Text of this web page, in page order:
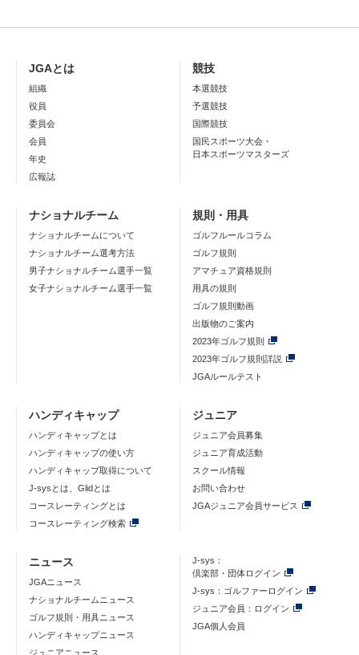
JGAとは
組織
役員
委員会
会員
年史
広報誌
競技
本選競技
予選競技
国際競技
国民スポーツ大会・
日本スポーツマスターズ
ナショナルチーム
ナショナルチームについて
ナショナルチーム選考方法
男子ナショナルチーム選手一覧
女子ナショナルチーム選手一覧
規則・用具
ゴルフルールコラム
ゴルフ規則
アマチュア資格規則
用具の規則
ゴルフ規則動画
出版物のご案内
2023年ゴルフ規則
2023年ゴルフ規則詳説
JGAルールテスト
ハンディキャップ
ハンディキャップとは
ハンディキャップの使い方
ハンディキャップ取得について
J-sysとは、Glidとは
コースレーティングとは
コースレーティング検索
ジュニア
ジュニア会員募集
ジュニア育成活動
スクール情報
お問い合わせ
JGAジュニア会員サービス
ニュース
JGAニュース
ナショナルチームニュース
ゴルフ規則・用具ニュース
ハンディキャップニュース
ジュニアニュース
J-sys：
倶楽部・団体ログイン
J-sys：ゴルファーログイン
ジュニア会員：ログイン
JGA個人会員